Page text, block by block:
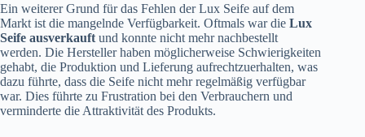
Ein weiterer Grund für das Fehlen der Lux Seife auf dem
Markt ist die mangelnde Verfügbarkeit. Oftmals war die Lux
Seife ausverkauft und konnte nicht mehr nachbestellt
werden. Die Hersteller haben möglicherweise Schwierigkeiten
gehabt, die Produktion und Lieferung aufrechtzuerhalten, was
dazu führte, dass die Seife nicht mehr regelmäßig verfügbar
war. Dies führte zu Frustration bei den Verbrauchern und
verminderte die Attraktivität des Produkts.